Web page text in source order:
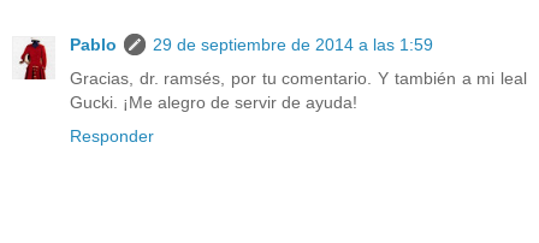
Pablo
29 de septiembre de 2014 a las 1:59
Gracias, dr. ramsés, por tu comentario. Y también a mi leal
Gucki. ¡Me alegro de servir de ayuda!
Responder